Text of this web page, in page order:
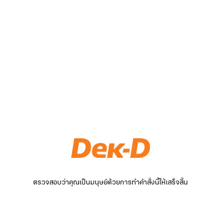
ตรวจสอบว่าคุณเป็นมนุษย์ด้วยการทำคำสั่งนี้ให้เสร็จสิ้น